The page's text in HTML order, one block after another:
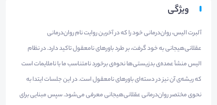
ویژگی
آلبرت الیس، روان‌درمانی خود را که در آخرین روایت نام روان‌درمانی
عقلانی‌هیجانی به خود گرفت، بر طرد باورهای نامعقول تاکید دارد. در نظام
الیس منشأ عمده‌ی بدزیستی‌ها نحوه‌ی برخورد نامتناسب ما با ناملایمات است
که ریشه‌ی آن نیز در دسته‌ای باورهای نامعقول است. در این جلسات ایتدا به
نحوی مختصر روان‌درمانی عقلانی‌هیجانی معرفی می‌شود. سپس مبنایی برای